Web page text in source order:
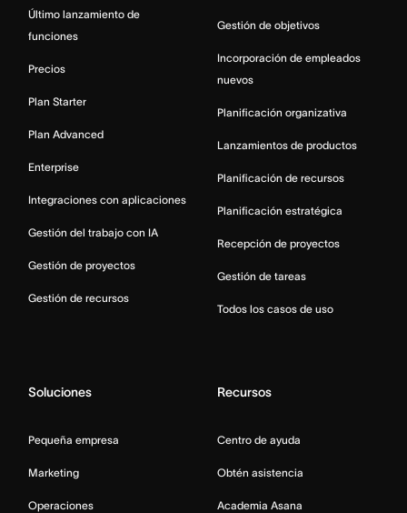
Último lanzamiento de
funciones
Precios
Plan Starter
Plan Advanced
Enterprise
Integraciones con aplicaciones
Gestión del trabajo con IA
Gestión de proyectos
Gestión de recursos
Gestión de objetivos
Incorporación de empleados
nuevos
Planificación organizativa
Lanzamientos de productos
Planificación de recursos
Planificación estratégica
Recepción de proyectos
Gestión de tareas
Todos los casos de uso
Soluciones
Pequeña empresa
Marketing
Operaciones
Recursos
Centro de ayuda
Obtén asistencia
Academia Asana